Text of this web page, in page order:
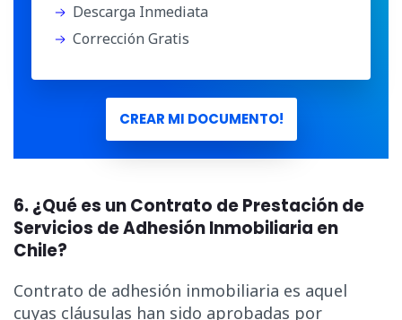
Descarga Inmediata
Corrección Gratis
CREAR MI DOCUMENTO!
6. ¿Qué es un Contrato de Prestación de
Servicios de Adhesión Inmobiliaria en
Chile?
Contrato de adhesión inmobiliaria es aquel
cuyas cláusulas han sido aprobadas por